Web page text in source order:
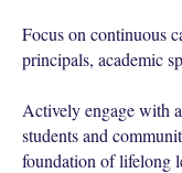
Focus on continuous
principals, academic
Actively engage with
students and
foundation of lifelong